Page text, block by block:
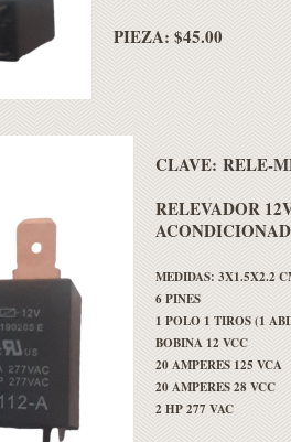
PIEZA: $45.00
CLAVE: RELE-
RELEVADOR
MEDIDAS: 3X1.5X2.2
6 PINES
1 POLO 1 TIROS (1
BOBINA 12 VCC
20 AMPERES 125 VCA
20 AMPERES 28 VCC
2 HP 277 VAC